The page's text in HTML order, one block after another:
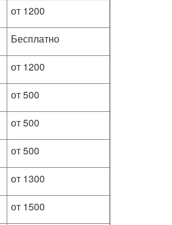
от 1200
Бесплатно
от 1200
от 500
от 500
от 500
от 1300
от 1500